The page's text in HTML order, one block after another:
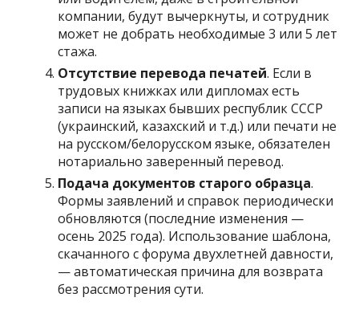
компании, будут вычеркнуты, и сотрудник
может не добрать необходимые 3 или 5 лет
стажа.
Отсутствие перевода печатей. Если в
трудовых книжках или дипломах есть
записи на языках бывших республик СССР
(украинский, казахский и т.д.) или печати не
на русском/белорусском языке, обязателен
нотариально заверенный перевод.
Подача документов старого образца.
Формы заявлений и справок периодически
обновляются (последние изменения —
осень 2025 года). Использование шаблона,
скачанного с форума двухлетней давности,
— автоматическая причина для возврата
без рассмотрения сути.